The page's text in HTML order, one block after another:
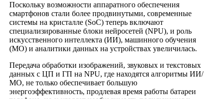
Поскольку возможности аппаратного обеспечения
смартфонов стали более продвинутыми, современные
системы на кристалле (SoC) теперь включают
специализированные блоки нейросетей (NPU), и роль
искусственного интеллекта (ИИ), машинного обучения
(МО) и аналитики данных на устройствах увеличилась.
Передача обработки изображений, звуковых и текстовых
данных с ЦП и ГП на NPU, где находятся алгоритмы ИИ/
МО, не только обеспечивает большую
энергоэффективность, продлевая время работы батареи